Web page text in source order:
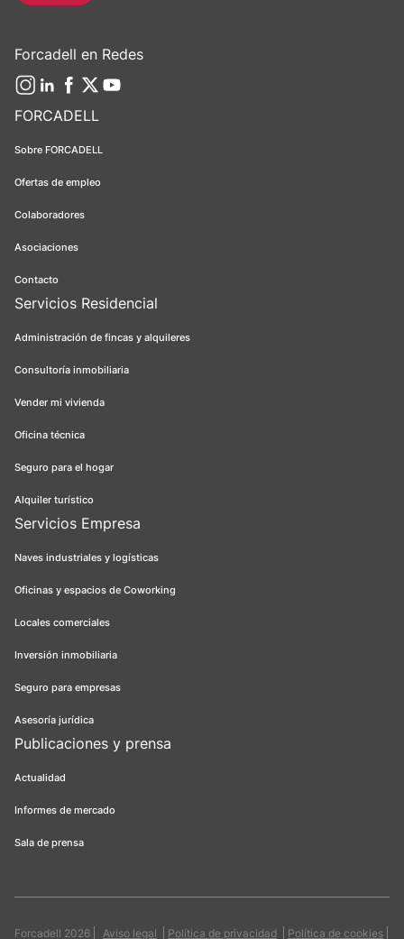
FORCADELL
Sobre FORCADELL
Ofertas de empleo
Colaboradores
Asociaciones
Contacto
Servicios Residencial
Administración de fincas y alquileres
Consultoría inmobiliaria
Vender mi vivienda
Oficina técnica
Seguro para el hogar
Alquiler turístico
Servicios Empresa
Naves industriales y logísticas
Oficinas y espacios de Coworking
Locales comerciales
Inversión inmobiliaria
Seguro para empresas
Asesoría jurídica
Publicaciones y prensa
Actualidad
Informes de mercado
Sala de prensa
Forcadell en Redes
Forcadell 2026 Aviso legal Política de privacidad Política de cookies